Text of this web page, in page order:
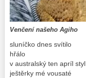
Venčení našeho Agiho
sluníčko dnes svítilo
hřálo
v australský ten apríl styl
ještěrky mé vousaté